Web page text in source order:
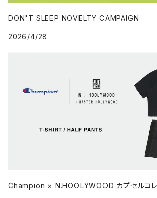
DON'T SLEEP NOVELTY CAMPAIGN
2026/4/28
Champion ×